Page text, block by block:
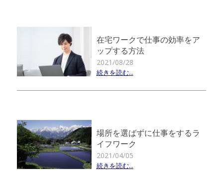
在宅ワークで仕事の効率をア
ップする方法
2021/08/28
続きを読む...
場所を選ばずに仕事をするラ
イフワーク
2021/04/05
続きを読む...